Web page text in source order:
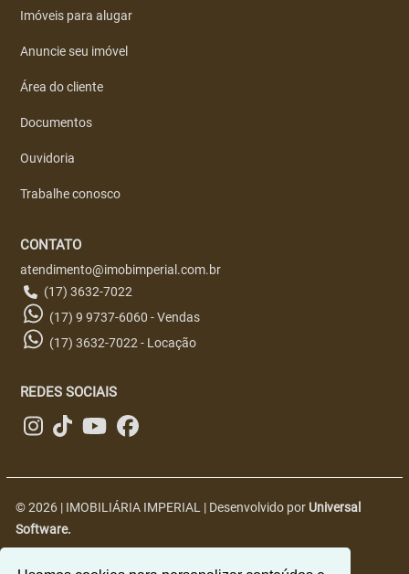
Imóveis para alugar
Anuncie seu imóvel
Área do cliente
Documentos
Ouvidoria
Trabalhe conosco
CONTATO
atendimento@imobimperial.com.br
(17) 3632-7022
(17) 9 9737-6060 - Vendas
(17) 3632-7022 - Locação
REDES SOCIAIS
© 2026 | IMOBILIÁRIA IMPERIAL | Desenvolvido por Universal
Software.